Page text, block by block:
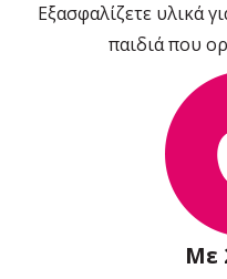
Εξασφαλίζετε υλικά
παιδιά που
Με